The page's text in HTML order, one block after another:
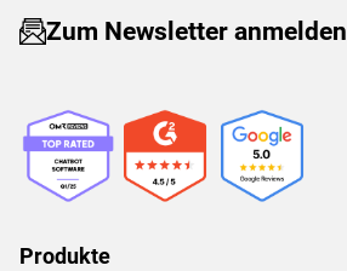
Zum Newsletter anmelden
Produkte